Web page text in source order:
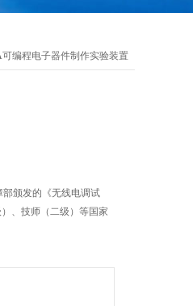
编程电子器件制作实验装置
颁发的《无线电调试
、技师（二级）等国家